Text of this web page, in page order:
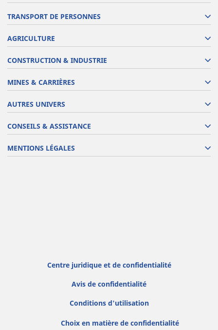
TRANSPORT DE PERSONNES
AGRICULTURE
CONSTRUCTION & INDUSTRIE
MINES & CARRIÈRES
AUTRES UNIVERS
CONSEILS & ASSISTANCE
MENTIONS LÉGALES
Centre juridique et de confidentialité
Avis de confidentialité
Conditions d'utilisation
Choix en matière de confidentialité